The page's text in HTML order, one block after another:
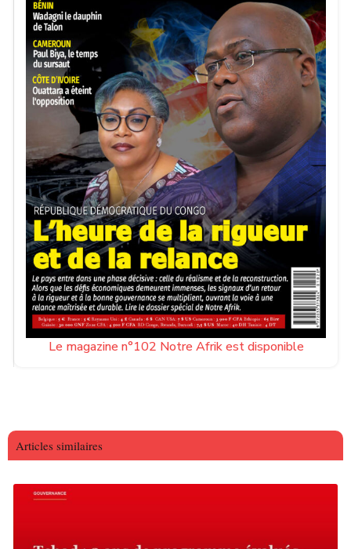
Le magazine n°102 Notre Afrik est disponible
Articles similaires